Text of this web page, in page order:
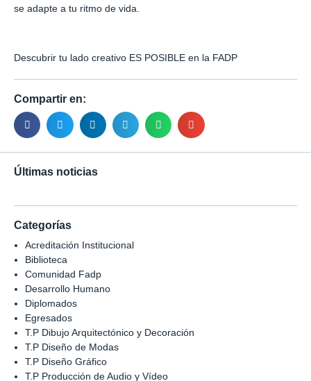
se adapte a tu ritmo de vida.
Descubrir tu lado creativo ES POSIBLE en la FADP
Compartir en:
Últimas noticias
Categorías
Acreditación Institucional
Biblioteca
Comunidad Fadp
Desarrollo Humano
Diplomados
Egresados
T.P Dibujo Arquitectónico y Decoración
T.P Diseño de Modas
T.P Diseño Gráfico
T.P Producción de Audio y Vídeo